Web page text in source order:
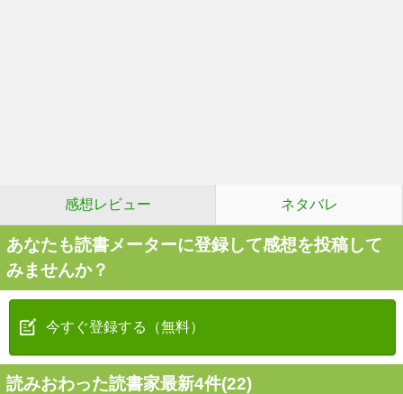
感想レビュー ネタバレ
あなたも読書メーターに登録して感想を投稿して
みませんか？
今すぐ登録する（無料）
読みおわった読書家最新4件(22)